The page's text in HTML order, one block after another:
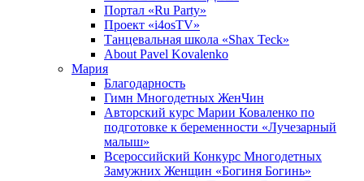
Портал «Ru Party»
Проект «i4osTV»
Танцевальная школа «Shax Teck»
About Pavel Kovalenko
Мария
Благодарность
Гимн Многодетных ЖенЧин
Авторский курс Марии Коваленко по
подготовке к беременности «Лучезарный
малыш»
Всероссийский Конкурс Многодетных
Замужних Женщин «Богиня Богинь»